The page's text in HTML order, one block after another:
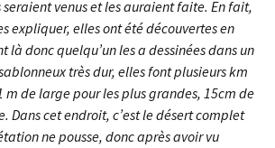
venus et les auraient faite. En fait,
expliquer, elles ont été découvertes en
là donc quelqu’un les a dessinées dans un
très dur, elles font plusieurs km
m de large pour les plus grandes, 15cm de
Dans cet endroit, c’est le désert complet
ne pousse, donc après avoir vu